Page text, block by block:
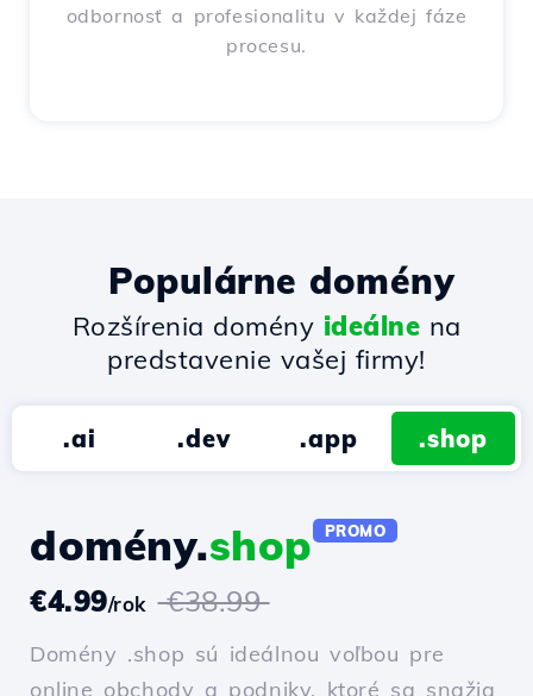
odbornosť a profesionalitu v každej fáze
procesu.
Populárne domény
Rozšírenia domény ideálne na
predstavenie vašej firmy!
.ai .dev .app .shop
domény.shop PROMO
€4.99/rok €38.99
Domény .shop sú ideálnou voľbou pre
online obchody a podniky, ktoré sa snažia